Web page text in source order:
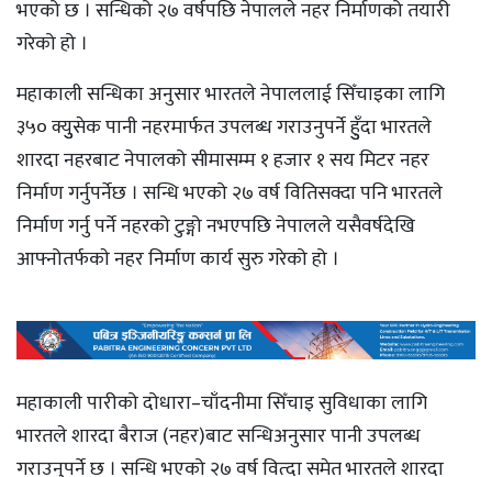
भएको छ । सन्धिको २७ वर्षपछि नेपालले नहर निर्माणको तयारी
गरेको हो ।
महाकाली सन्धिका अनुसार भारतले नेपाललाई सिँचाइका लागि
३५० क्युुसेक पानी नहरमार्फत उपलब्ध गराउनुपर्ने हुुँदा भारतले
शारदा नहरबाट नेपालको सीमासम्म १ हजार १ सय मिटर नहर
निर्माण गर्नुपर्नेछ । सन्धि भएको २७ वर्ष वितिसक्दा पनि भारतले
निर्माण गर्नु पर्ने नहरको टुङ्गो नभएपछि नेपालले यसैवर्षदेखि
आफ्नोतर्फकाे नहर निर्माण कार्य सुरु गरेको हो ।
महाकाली पारीको दोधारा–चाँदनीमा सिँचाइ सुविधाका लागि
भारतले शारदा बैराज (नहर)बाट सन्धिअनुसार पानी उपलब्ध
गराउनुपर्ने छ । सन्धि भएको २७ वर्ष वित्दा समेत भारतले शारदा